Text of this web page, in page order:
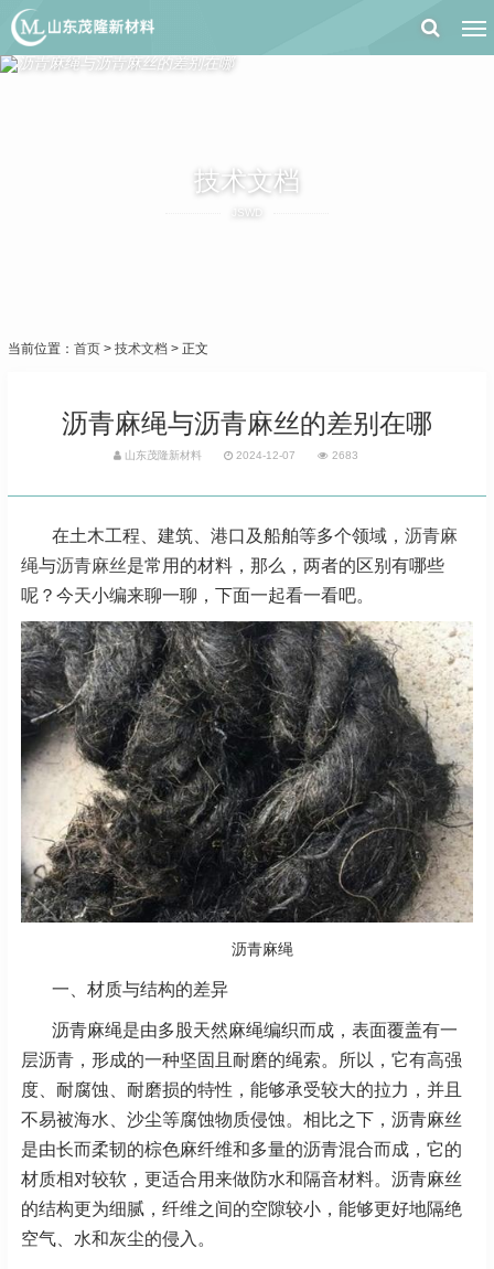
技术文档
JSWD
当前位置： 首页 > 技术文档 > 正文
沥青麻绳与沥青麻丝的差别在哪
山东茂隆新材料 2024-12-07 2683
在土木工程、建筑、港口及船舶等多个领域， 沥青麻
绳与沥青麻丝是常用的材料，那么，两者的区别有哪些
呢？今天小编来聊一聊，下面一起看一看吧。
沥青麻绳
一、材质与结构的差异
沥青麻绳是由多股天然麻绳编织而成，表面覆盖有一
层沥青，形成的一种坚固且耐磨的绳索。所以，它有高强
度、耐腐蚀、耐磨损的特性，能够承受较大的拉力，并且
不易被海水、沙尘等腐蚀物质侵蚀。相比之下，沥青麻丝
是由长而柔韧的棕色麻纤维和多量的沥青混合而成，它的
材质相对较软，更适合用来做防水和隔音材料。沥青麻丝
的结构更为细腻，纤维之间的空隙较小，能够更好地隔绝
空气、水和灰尘的侵入。